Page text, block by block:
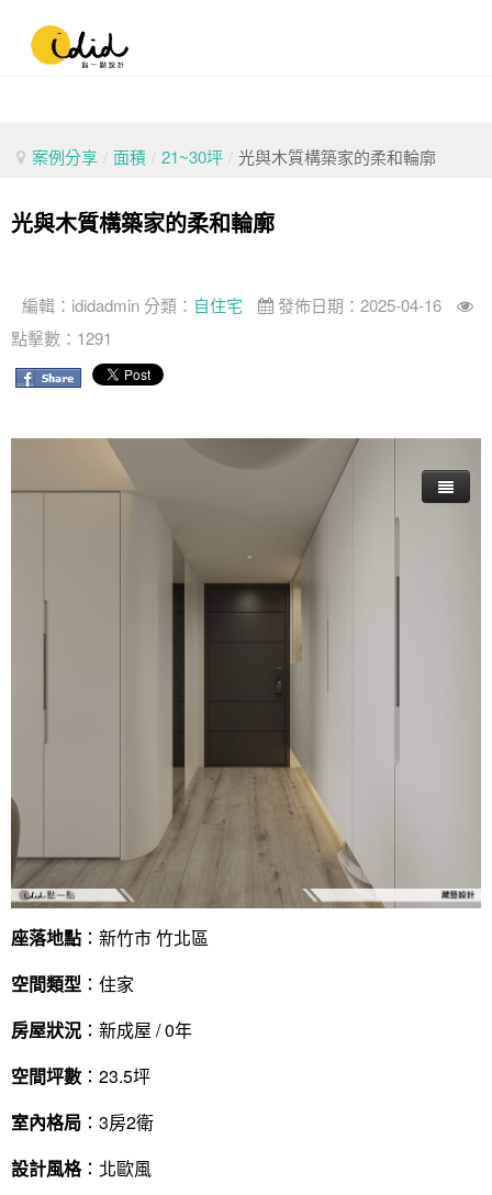
案例分享 / 面積 / 21~30坪 / 光與木質構築家的柔和輪廓
光與木質構築家的柔和輪廓
編輯： ididadmin 分類： 自住宅
發佈日期：2025-04-16
點擊數：1291
座落地點 ：新竹市 竹北區
空間類型 ：住家
房屋狀況 ：新成屋 / 0年
空間坪數 ：23.5坪
室內格局 ：3房2衛
設計風格：北歐風